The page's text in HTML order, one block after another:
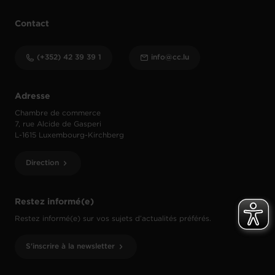
Restez informé(e)
Restez informé(e) sur vos sujets d’actualités préférés.
S'inscrire à la newsletter
Adresse
Chambre de commerce
7, rue Alcide de Gasperi
L-1615 Luxembourg-Kirchberg
Direction
Contact
(+352) 42 39 39 1 info@cc.lu